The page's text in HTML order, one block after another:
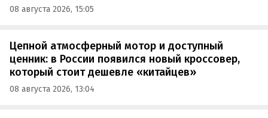
08 августа 2026, 15:05
Цепной атмосферный мотор и доступный
ценник: в России появился новый кроссовер,
который стоит дешевле «китайцев»
08 августа 2026, 13:04